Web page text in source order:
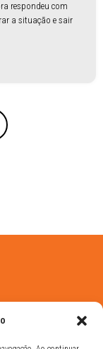
respondeu com
a situação e sair